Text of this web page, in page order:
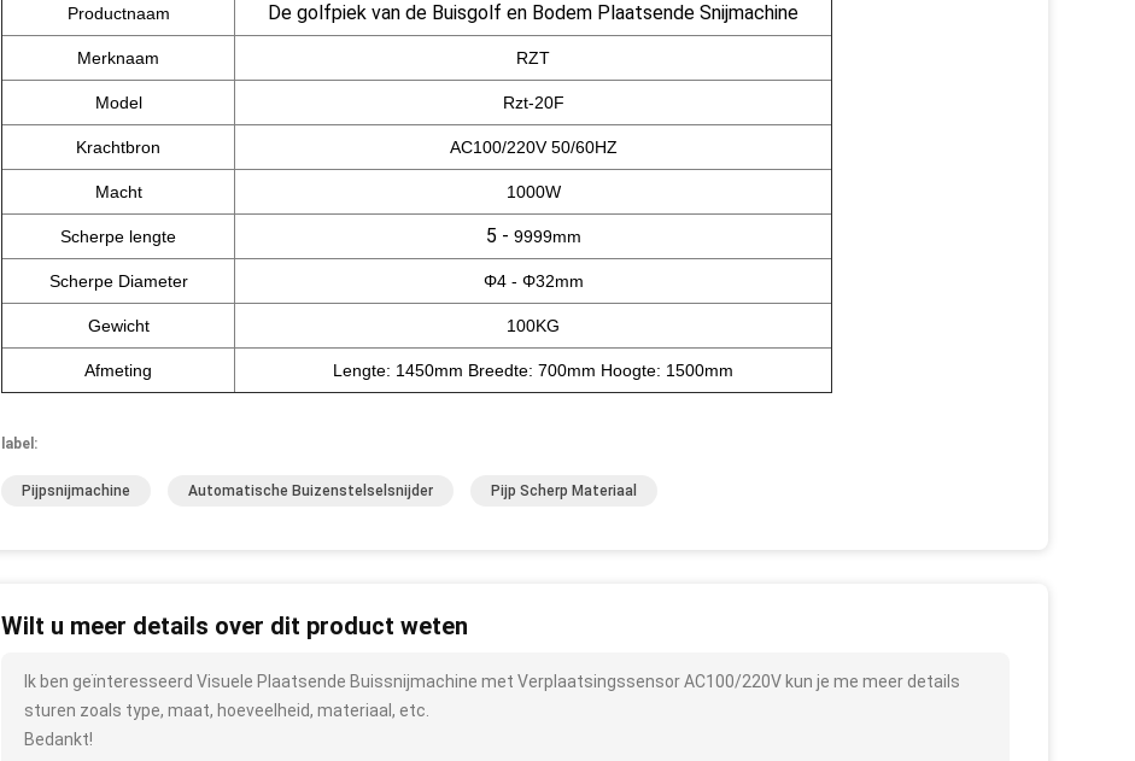
Productnaam De golfpiek van de Buisgolf en Bodem Plaatsende Snijmachine
Merknaam RZT
Model Rzt-20F
Krachtbron AC100/220V 50/60HZ
Macht 1000W
Scherpe lengte 5 - 9999mm
Scherpe Diameter Φ4 - Φ32mm
Gewicht 100KG
Afmeting Lengte: 1450mm Breedte: 700mm Hoogte: 1500mm
label:
Pijpsnijmachine Automatische Buizenstelselsnijder Pijp Scherp Materiaal
Wilt u meer details over dit product weten
Ik ben geïnteresseerd Visuele Plaatsende Buissnijmachine met Verplaatsingssensor AC100/220V kun je me meer details
sturen zoals type, maat, hoeveelheid, materiaal, etc.
Bedankt!